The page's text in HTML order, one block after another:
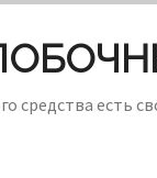
есть